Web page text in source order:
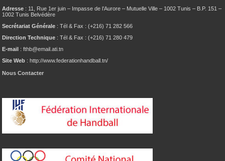
Adresse : 11, Rue 1er juin – Impasse de l’Aurore – Mutuelle Ville – 1002 Tunis – B.P. 151 –
1002 Tunis Belvédère
Secrétariat Générale : Tél & Fax : (+216) 71 282 566
Direction Technique : Tél & Fax : (+216) 71 280 479
E-mail : fthb@email.ati.tn
Site Web : http://www.federationhandball.tn/
Nous Contacter